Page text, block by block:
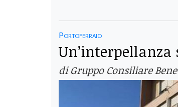
Portoferraio
Un’interpellanza
di Gruppo Consiliare